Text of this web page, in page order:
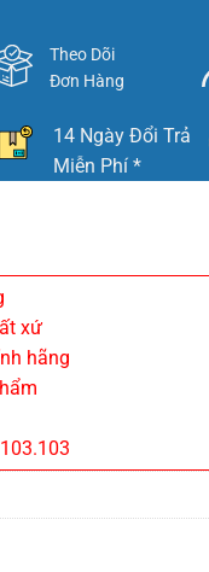
Theo Dõi
Đơn Hàng
14 Ngày Đổi Trả
Miễn Phí *
xứ
hãng